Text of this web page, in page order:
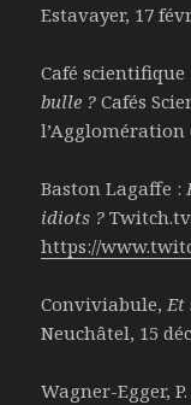
Estavayer, 17
Café
bulle ?Cafés
l’Agglomération
Baston Lagaffe :
idiots ?
https://
Conviviabule,Et
Neuchâtel, 15
Wagner-Egger,